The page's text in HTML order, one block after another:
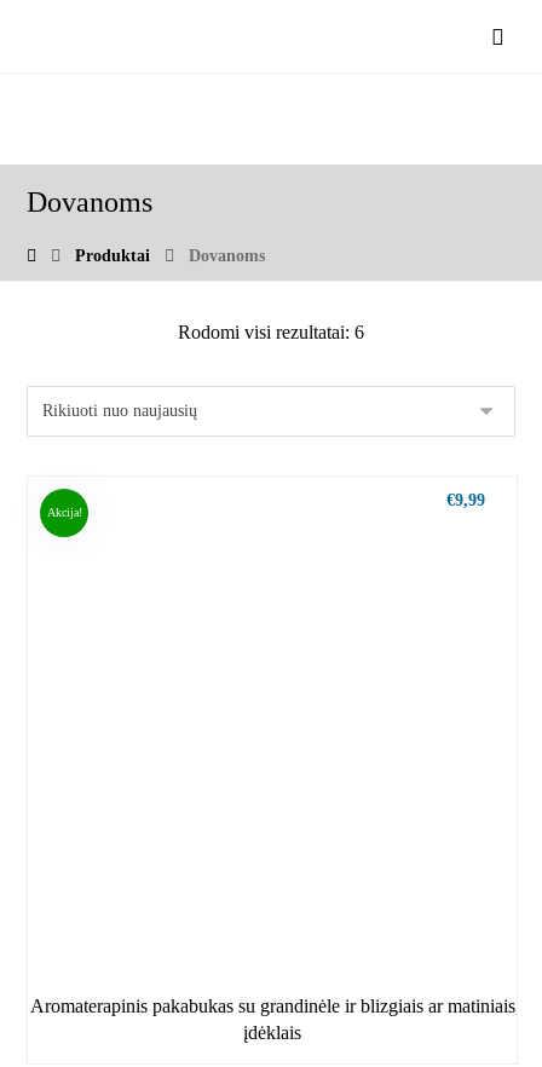
Dovanoms
Produktai Dovanoms
Rodomi visi rezultatai: 6
Akcija!
Aromaterapinis pakabukas su grandinėle ir blizgiais ar matiniais
įdėklais
€9,99